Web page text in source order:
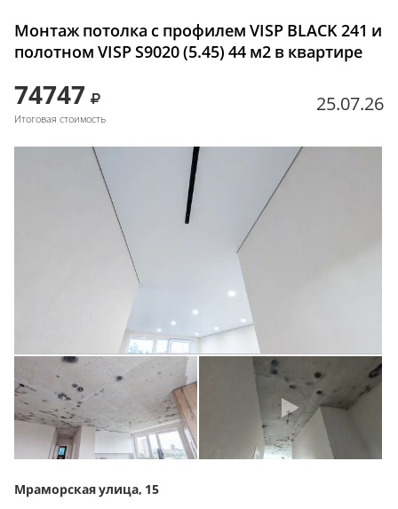
Монтаж потолка с профилем VISP BLACK 241 и
полотном VISP S9020 (5.45) 44 м2 в квартире
74747
Итоговая стоимость
25.07.26
Мраморская улица, 15